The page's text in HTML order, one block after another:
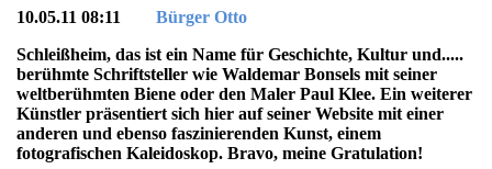
10.05.11 08:11 Bürger Otto
Schleißheim, das ist ein Name für Geschichte, Kultur und.....
berühmte Schriftsteller wie Waldemar Bonsels mit seiner
weltberühmten Biene oder den Maler Paul Klee. Ein weiterer
Künstler präsentiert sich hier auf seiner Website mit einer
anderen und ebenso faszinierenden Kunst, einem
fotografischen Kaleidoskop. Bravo, meine Gratulation!